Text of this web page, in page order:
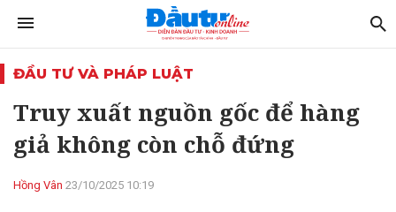
ĐẦU TƯ VÀ PHÁP LUẬT
Truy xuất nguồn gốc để hàng
giả không còn chỗ đứng
Hồng Vân 23/10/2025 10:19